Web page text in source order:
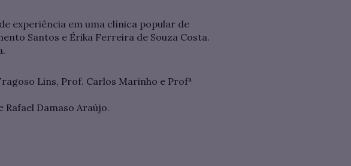
experiência em uma clínica popular de
Santos e Érika Ferreira de Souza Costa.
Lins, Prof. Carlos Marinho e Profª
Rafael Damaso Araújo.